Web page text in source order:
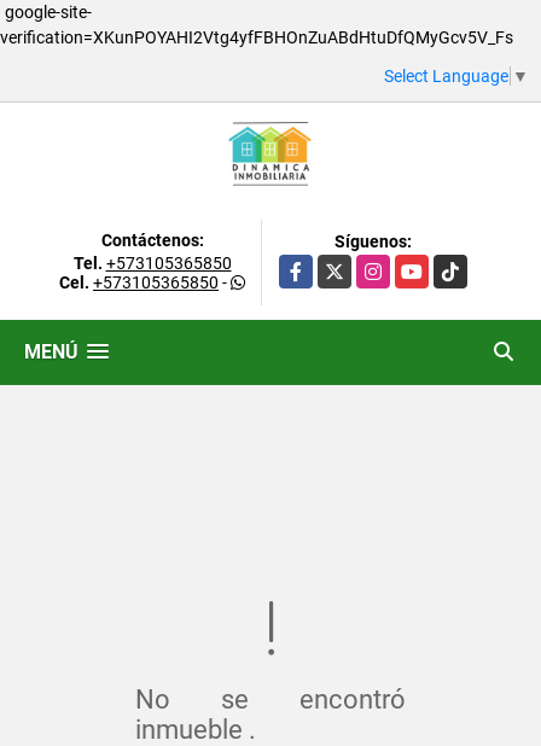
google-site-
verification=XKunPOYAHI2Vtg4yfFBHOnZuABdHtuDfQMyGcv5V_Fs
Select Language ▼
Contáctenos:
Tel. +573105365850
Cel. +573105365850 -
Síguenos:
Facebook
X InstagramYouTubeTikTok
MENÚ
No se encontró
inmueble .